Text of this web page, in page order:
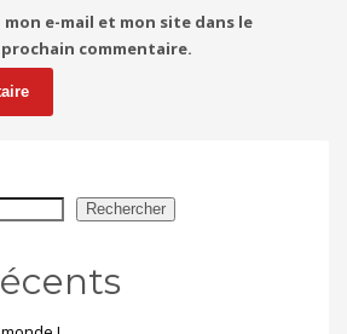
e-mail et mon site dans le
commentaire.
Rechercher